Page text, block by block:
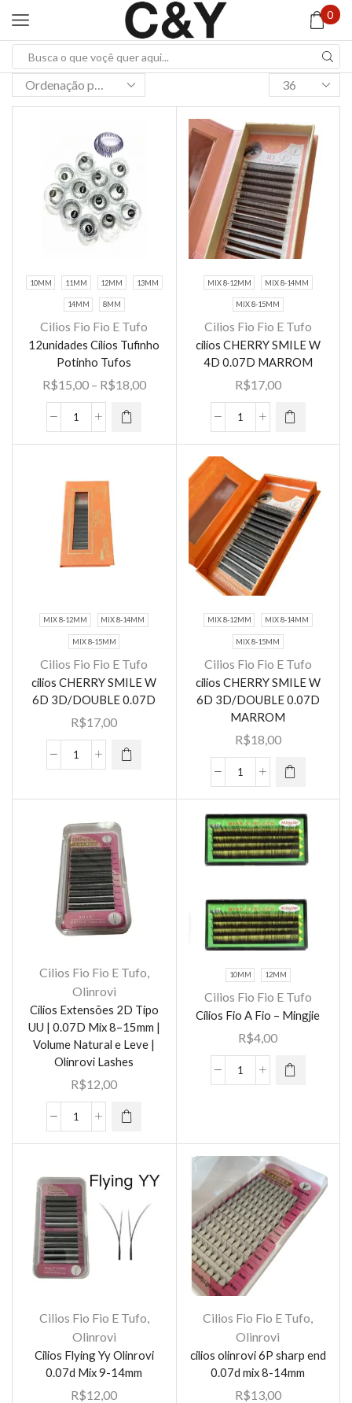
0
Products
per
10MM 11MM 12MM 13MM
14MM 8MM
Cilios Fio Fio E Tufo
12unidades Cílios Tufinho
Potinho Tufos
R$15,00 – R$18,00Faixa
R$15,00
R$18,00
12unidades
Cílios
Potinho
Tufos
quantidade
Este
produto
tem várias
variantes.
As opções
podem ser
escolhidas
do
produto
MIX 8-12MM MIX 8-14MM
MIX 8-15MM
Cilios Fio Fio E Tufo
cilios CHERRY SMILE W
4D 0.07D MARROM
R$17,00
cilios
CHERRY
W
4D
0.07D
MARROM
quantidade
Este
produto
tem várias
variantes.
As opções
podem ser
escolhidas
na página
do
produto
MIX 8-12MM MIX 8-14MM
MIX 8-15MM
Cilios Fio Fio E Tufo
cilios CHERRY SMILE W
6D 3D/DOUBLE 0.07D
R$17,00
cilios
SMILE
6D
3D/DOUBLE
0.07D
quantidade
Este
produto
tem várias
variantes.
As opções
podem ser
na página
do
produto
MIX 8-12MM MIX 8-14MM
MIX 8-15MM
Cilios Fio Fio E Tufo
cilios CHERRY SMILE W
6D 3D/DOUBLE 0.07D
MARROM
R$18,00
cilios
CHERRY
SMILE
W
6D
MARROM
quantidade
Este
produto
tem várias
variantes.
As opções
podem ser
escolhidas
na página
do
produto
Cilios Fio Fio E Tufo,
Olinrovi
Cílios Extensões 2D Tipo
UU | 0.07D Mix 8–15mm |
Volume Natural e Leve |
Olinrovi Lashes
R$12,00
Cílios
Extensões
Tipo
UU
|
0.07D
Mix
8–
|
Volume
Natural
e
Leve
10MM 12MM
Cilios Fio Fio E Tufo
Cílios Fio A Fio – Mingjie
R$4,00
Cílios
-
Mingjie
quantidade
Este
produto
tem várias
variantes.
As opções
podem ser
produto
Cilios Fio Fio E Tufo,
Olinrovi
Cilios Flying Yy Olinrovi
0.07d Mix 9-14mm
R$12,00
Cilios Fio Fio E Tufo,
Olinrovi
cilios olinrovi 6P sharp end
0.07d mix 8-14mm
R$13,00